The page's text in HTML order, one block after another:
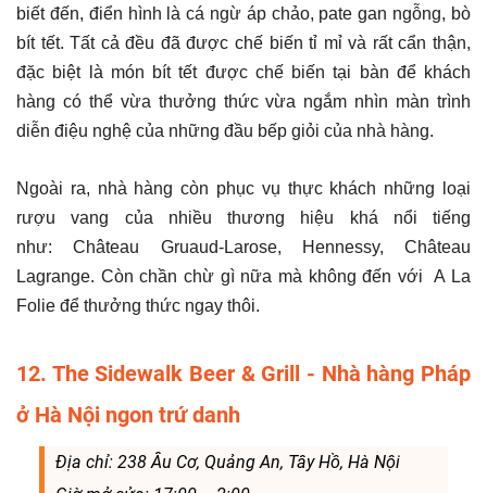
biết đến, điển hình là cá ngừ áp chảo, pate gan ngỗng, bò
bít tết. Tất cả đều đã được chế biến tỉ mỉ và rất cẩn thận,
đặc biệt là món bít tết được chế biến tại bàn để khách
hàng có thể vừa thưởng thức vừa ngắm nhìn màn trình
diễn điệu nghệ của những đầu bếp giỏi của nhà hàng.
Ngoài ra, nhà hàng còn phục vụ thực khách những loại
rượu vang của nhiều thương hiệu khá nổi tiếng
như: Château Gruaud-Larose, Hennessy, Château
Lagrange. Còn chần chừ gì nữa mà không đến với A La
Folie để thưởng thức ngay thôi.
12. The Sidewalk Beer & Grill - Nhà hàng Pháp
ở Hà Nội ngon trứ danh
Địa chỉ: 238 Âu Cơ, Quảng An, Tây Hồ, Hà Nội